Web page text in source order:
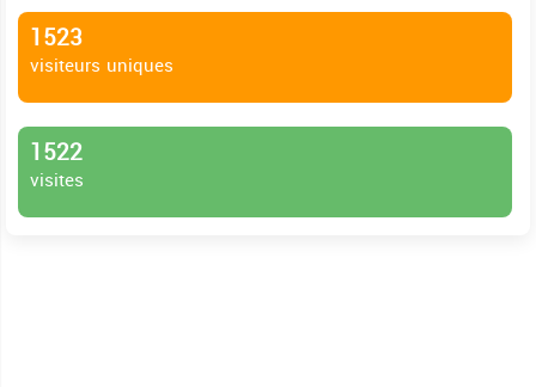
1523
visiteurs uniques
1522
visites